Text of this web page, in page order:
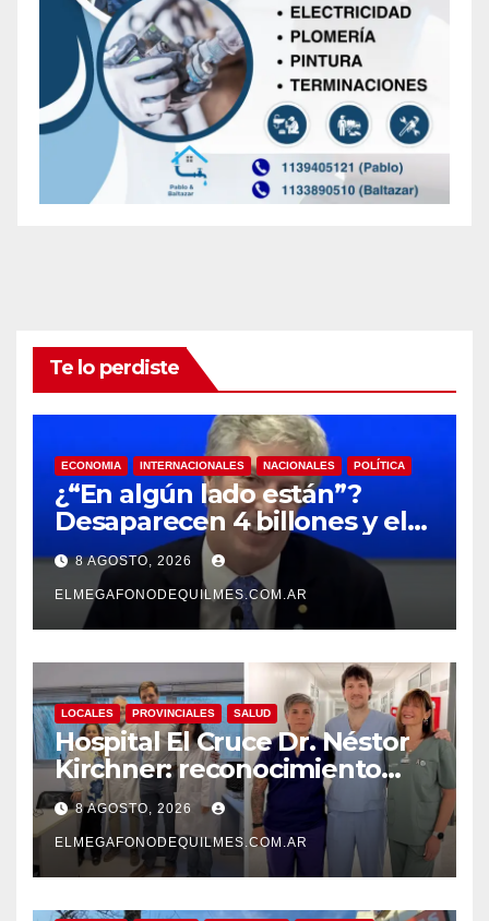
Te lo perdiste
ECONOMIA INTERNACIONALES NACIONALES POLÍTICA
¿“En algún lado están”?
Desaparecen 4 billones y el
presidente del BCRA
responde con una risita
8 AGOSTO, 2026
ELMEGAFONODEQUILMES.COM.AR
LOCALES PROVINCIALES SALUD
Hospital El Cruce Dr. Néstor
Kirchner: reconocimiento
internacional a la calidad de
su atención
8 AGOSTO, 2026
ELMEGAFONODEQUILMES.COM.AR